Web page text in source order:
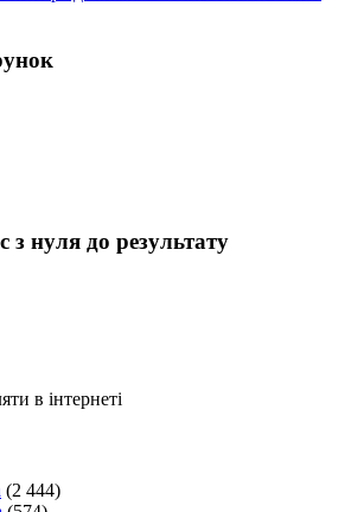
з нуля до результату
в інтернеті
(2 444)